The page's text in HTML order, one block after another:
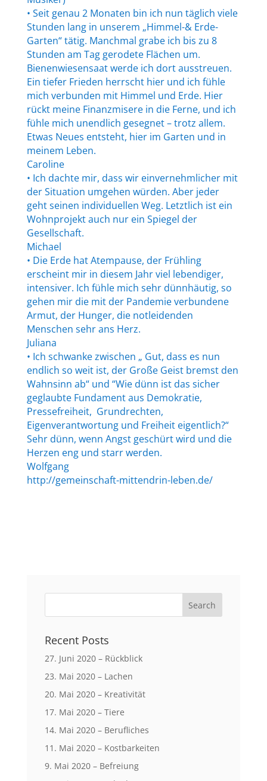
• Seit genau 2 Monaten bin ich nun täglich viele
Stunden lang in unserem „Himmel-& Erde-
Garten“ tätig. Manchmal grabe ich bis zu 8
Stunden am Tag gerodete Flächen um.
Bienenwiesensaat werde ich dort ausstreuen.
Ein tiefer Frieden herrscht hier und ich fühle
mich verbunden mit Himmel und Erde. Hier
rückt meine Finanzmisere in die Ferne, und ich
fühle mich unendlich gesegnet – trotz allem.
Etwas Neues entsteht, hier im Garten und in
meinem Leben.
Caroline
• Ich dachte mir, dass wir einvernehmlicher mit
der Situation umgehen würden. Aber jeder
geht seinen individuellen Weg. Letztlich ist ein
Wohnprojekt auch nur ein Spiegel der
Gesellschaft.
Michael
• Die Erde hat Atempause, der Frühling
erscheint mir in diesem Jahr viel lebendiger,
intensiver. Ich fühle mich sehr dünnhäutig, so
gehen mir die mit der Pandemie verbundene
Armut, der Hunger, die notleidenden
Menschen sehr ans Herz.
Juliana
• Ich schwanke zwischen „ Gut, dass es nun
endlich so weit ist, der Große Geist bremst den
Wahnsinn ab“ und “Wie dünn ist das sicher
geglaubte Fundament aus Demokratie,
Pressefreiheit, Grundrechten,
Eigenverantwortung und Freiheit eigentlich?“
Sehr dünn, wenn Angst geschürt wird und die
Herzen eng und starr werden.
Wolfgang
http://gemeinschaft-mittendrin-leben.de/
Recent Posts
27. Juni 2020 – Rückblick
23. Mai 2020 – Lachen
20. Mai 2020 – Kreativität
17. Mai 2020 – Tiere
14. Mai 2020 – Berufliches
11. Mai 2020 – Kostbarkeiten
9. Mai 2020 – Befreiung